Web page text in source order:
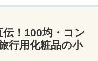
で注意が必要だ。
！100均・コン
行用化粧品の小